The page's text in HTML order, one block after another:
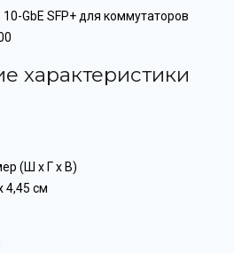
GbE SFP+ для коммутаторов
характеристики
(Ш x Г x В)
4,45 см